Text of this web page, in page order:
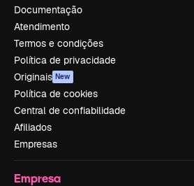
Documentação
Atendimento
Termos e condições
Política de privacidade
Originais New
Política de cookies
Central de confiabilidade
Afiliados
Empresas
Empresa